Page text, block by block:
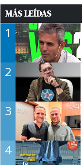
MÁS LEÍDAS
1
2
3
4